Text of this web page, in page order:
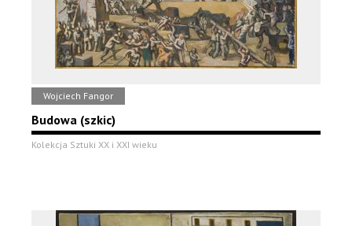
Wojciech Fangor
Budowa (szkic)
Kolekcja Sztuki XX i XXI wieku